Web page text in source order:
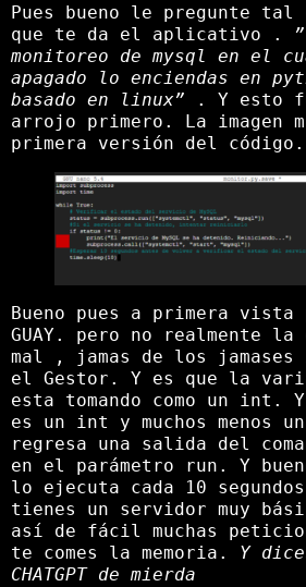
Pues bueno le pregunte tal
que te da el aplicativo .
monitoreo de mysql en el
apagado lo enciendas en
basado en linux” . Y esto
arrojo primero. La imagen
primera versión del código.
Bueno pues a primera vista
GUAY. pero no realmente
mal , jamas de los
el Gestor. Y es que la
esta tomando como un int.
es un int y muchos menos
regresa una salida del
en el parámetro run. Y
lo ejecuta cada 10
tienes un servidor muy
así de fácil muchas
te comes la memoria.
Y
CHATGPT de mierda